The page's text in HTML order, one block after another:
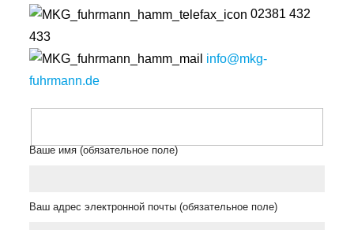
02381 432
433
info@mkg-
fuhrmann.de
Ваше имя (обязательное поле)
Ваш адрес электронной почты (обязательное поле)